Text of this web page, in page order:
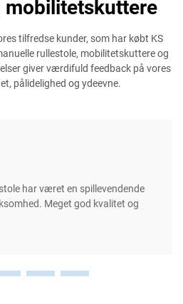
mobilitetskuttere
tilfredse kunder, som har købt KS
rullestole, mobilitetskuttere og
giver værdifuld feedback på vores
pålidelighed og ydeevne.
har været en spillevendende
Meget god kvalitet og